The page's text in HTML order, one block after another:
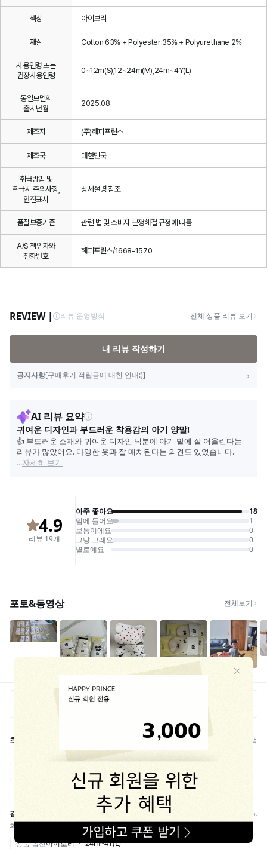
색상 아이보리
재질 Cotton 63% + Polyester 35% + Polyurethane 2%
사용연령 또는
권장사용연령
0~12m(S),12~24m(M),24m~4Y(L)
동일모델의
출시년월
2025.08
제조자 (주)해피프린스
제조국 대한민국
취급방법 및
취급시 주의사항,
안전표시
상세설명 참조
품질보증기준 관련 법 및 소비자 분쟁해결 규정에 따름
A/S 책임자와
전화번호
해피프린스/1668-1570